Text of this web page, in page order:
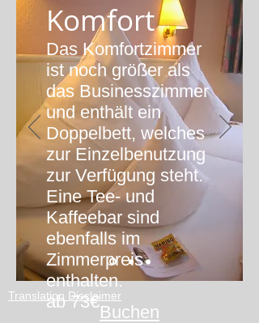
Komfort
Das Komfortzimmer
ist noch größer als
das Businesszimmer
und enthält ein
Doppelbett, welches
zur Einzelbenutzung
zur Verfügung steht.
Eine Tee- und
Kaffeebar sind
ebenfalls im
Zimmerpreis
enthalten.
ab 73€
Buchen
Translation Disclaimer